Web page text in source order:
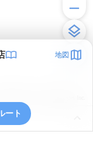
地図
ート